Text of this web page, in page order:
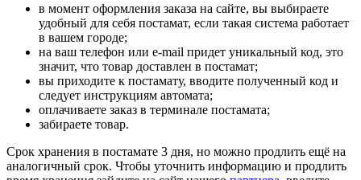
в момент оформления заказа на сайте, вы выбираете
удобный для себя постамат, если такая система работает
в вашем городе;
на ваш телефон или e-mail придет уникальный код, это
значит, что товар доставлен в постамат;
вы приходите к постамату, вводите полученный код и
следует инструкциям автомата;
оплачиваете заказ в терминале постамата;
забираете товар.
Срок хранения в постамате 3 дня, но можно продлить ещё на
аналогичный срок. Чтобы уточнить информацию и продлить